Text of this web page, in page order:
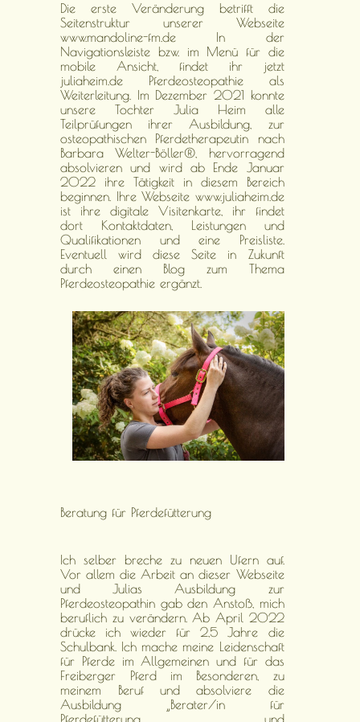
Die erste Veränderung betrifft die
Seitenstruktur unserer Webseite
www.mandoline-fm.de In der
Navigationsleiste bzw. im Menü für die
mobile Ansicht, findet ihr jetzt
juliaheim.de Pferdeosteopathie als
Weiterleitung. Im Dezember 2021 konnte
unsere Tochter Julia Heim alle
Teilprüfungen ihrer Ausbildung, zur
osteopathischen Pferdetherapeutin nach
Barbara Welter-Böller®, hervorragend
absolvieren und wird ab Ende Januar
2022 ihre Tätigkeit in diesem Bereich
beginnen. Ihre Webseite www.juliaheim.de
ist ihre digitale Visitenkarte, ihr findet
dort Kontaktdaten, Leistungen und
Qualifikationen und eine Preisliste.
Eventuell wird diese Seite in Zukunft
durch einen Blog zum Thema
Pferdeosteopathie ergänzt.
Beratung für Pferdefütterung
Ich selber breche zu neuen Ufern auf.
Vor allem die Arbeit an dieser Webseite
und Julias Ausbildung zur
Pferdeosteopathin gab den Anstoß, mich
beruflich zu verändern. Ab April 2022
drücke ich wieder für 2,5 Jahre die
Schulbank. Ich mache meine Leidenschaft
für Pferde im Allgemeinen und für das
Freiberger Pferd im Besonderen, zu
meinem Beruf und absolviere die
Ausbildung „Berater/in für
Pferdefütterung und